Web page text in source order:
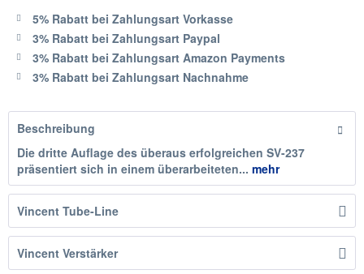
5% Rabatt bei Zahlungsart Vorkasse
3% Rabatt bei Zahlungsart Paypal
3% Rabatt bei Zahlungsart Amazon Payments
3% Rabatt bei Zahlungsart Nachnahme
Beschreibung
Die dritte Auflage des überaus erfolgreichen SV-237
präsentiert sich in einem überarbeiteten... mehr
Vincent Tube-Line
Vincent Verstärker